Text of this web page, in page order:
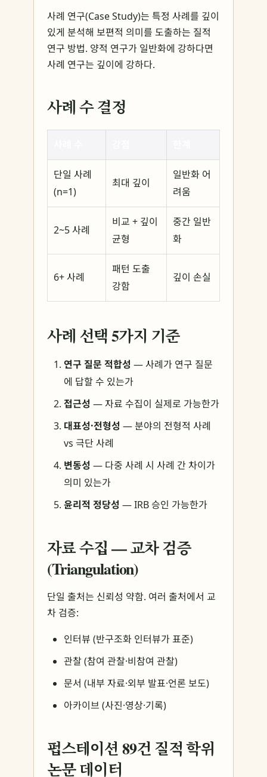
사례 연구(Case Study)는 특정 사례를 깊이
있게 분석해 보편적 의미를 도출하는 질적
연구 방법. 양적 연구가 일반화에 강하다면
사례 연구는 깊이에 강하다.
사례 수 결정
단일 사례
(n=1)
최대 깊이
일반화 어
려움
2~5 사례
비교 + 깊이
균형
중간 일반
화
6+ 사례
패턴 도출
강함
깊이 손실
사례 선택 5가지 기준
연구 질문 적합성 — 사례가 연구 질문
에 답할 수 있는가
접근성 — 자료 수집이 실제로 가능한가
대표성·전형성 — 분야의 전형적 사례
vs 극단 사례
변동성 — 다중 사례 시 사례 간 차이가
의미 있는가
윤리적 정당성 — IRB 승인 가능한가
자료 수집 — 교차 검증
(Triangulation)
단일 출처는 신뢰성 약함. 여러 출처에서 교
차 검증:
인터뷰 (반구조화 인터뷰가 표준)
관찰 (참여 관찰·비참여 관찰)
문서 (내부 자료·외부 발표·언론 보도)
아카이브 (사진·영상·기록)
펍스테이션 89건 질적 학위
논문 데이터